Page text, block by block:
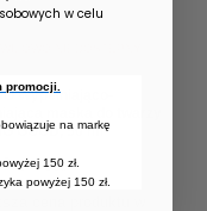
Wypełniająco-
GOOD, 50 ml
zł / szt.
w celu
promocji.
na markę
150 zł.
powyżej 150 zł.